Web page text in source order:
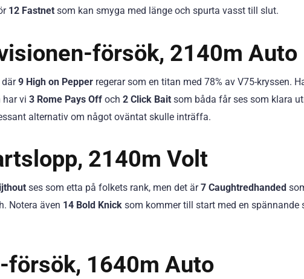
12 Fastnet som kan smyga med länge och spurta vasst till slut.
försök, 2140m Auto
där9 High on Pepper regerar som en titan med 78% av V75-kryssen.
har vi 3 Rome Pays Off och 2 Click Bait som båda får ses som klara
alternativ om något oväntat skulle inträffa.
2140m Volt
ses som etta på folkets rank, men det är7 Caughtredhanded
Notera även 14 Bold Knick som kommer till start med en spännande
försök, 1640m Auto